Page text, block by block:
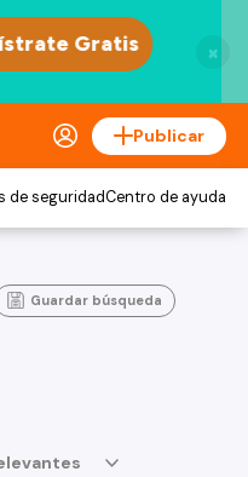
×
Publicar
de seguridadCentro de ayuda
Guardar búsqueda